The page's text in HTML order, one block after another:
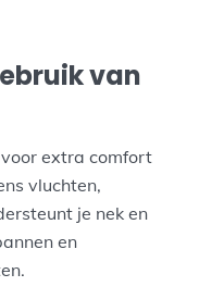
van
extra comfort
vluchten,
je nek en
en